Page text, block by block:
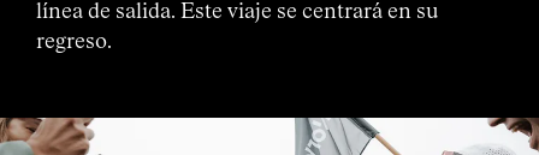
línea de salida. Este viaje se centrará en su
regreso.